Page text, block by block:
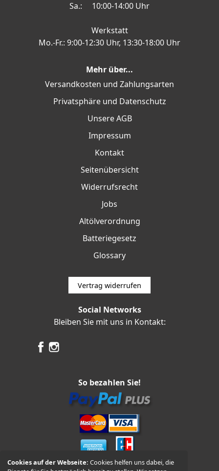
Cookies auf der Webseite:Cookies helfen uns dabei, die
Sa.: 10:00-14:00 Uhr
Werkstatt
Mo.-Fr.: 9:00-12:30 Uhr, 13:30-18:00 Uhr
Mehr über...
Versandkosten und Zahlungsarten
Privatsphäre und Datenschutz
Unsere AGB
Impressum
Kontakt
Seitenübersicht
Widerrufsrecht
Jobs
Altölverordnung
Batteriegesetz
Glossary
Vertrag widerrufen
Social Networks
Bleiben Sie mit uns in Kontakt:
So bezahlen Sie!